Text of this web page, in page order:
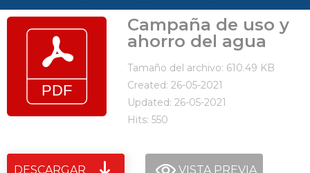
Campaña de uso y
ahorro del agua
Tamaño del archivo: 610.49 KB
Created: 26-05-2021
Updated: 26-05-2021
Hits: 550
DESCARGAR VISTA PREVIA